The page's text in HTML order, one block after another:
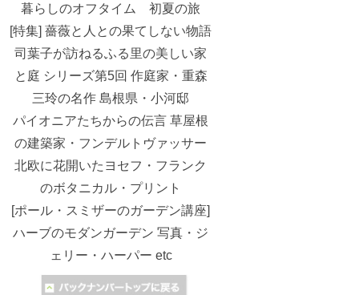
暮らしのオフタイム 初夏の旅
[特集] 薔薇と人との果てしない物語
司葉子が訪ねるふる里の美しい家
と庭 シリーズ第5回 作庭家・重森
三玲の名作 島根県・小河邸
パイオニアたちからの伝言 草屋根
の建築家・フンデルトヴァッサー
北欧に花開いたヨセフ・フランク
のボタニカル・プリント
[ポール・スミザーのガーデン講座]
ハーブのモダンガーデン 写真・ジ
ェリー・ハーパー etc